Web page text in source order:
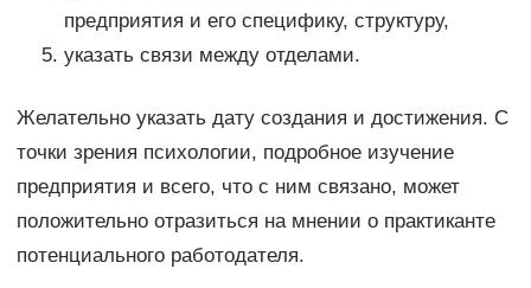
предприятия и его специфику, структуру,
указать связи между отделами.
Желательно указать дату создания и достижения. С
точки зрения психологии, подробное изучение
предприятия и всего, что с ним связано, может
положительно отразиться на мнении о практиканте
потенциального работодателя.